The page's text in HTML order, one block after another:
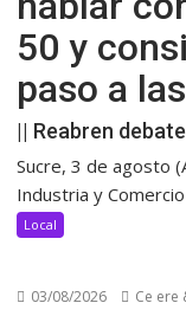
50 y
paso a
|| Reabren
Sucre, 3 de agosto
Industria y Comercio
Local
03/08/2026 Ce ere